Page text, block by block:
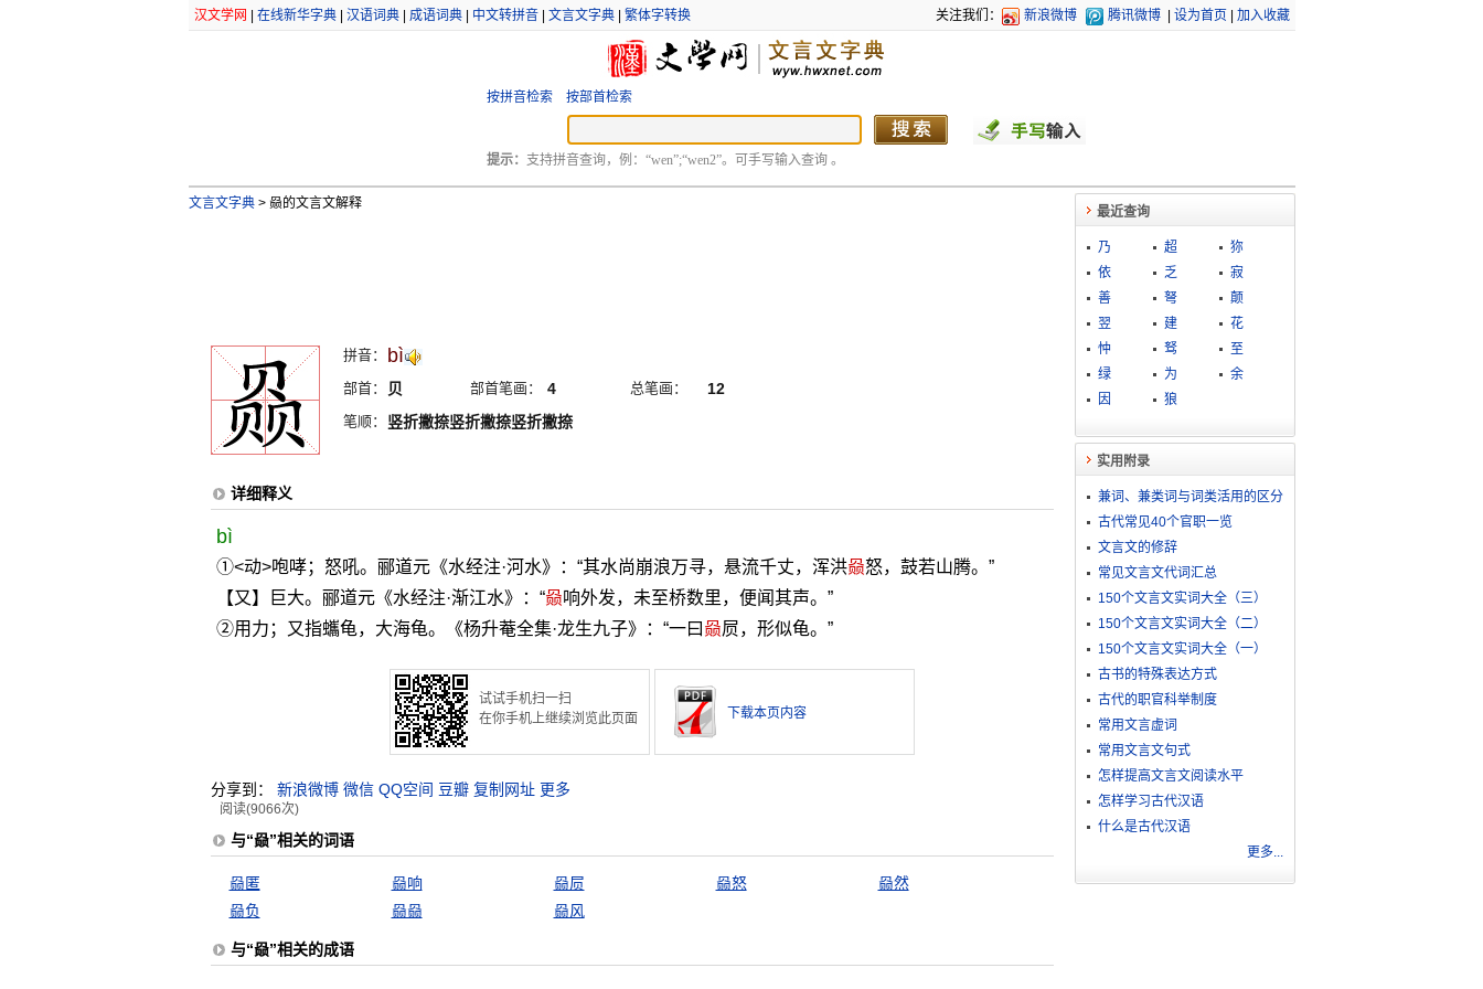
汉文学网 在线新华字典| 汉语词典| 成语词典| 中文转拼音| 文言文字典| 繁体字转换 关注我们： 新浪微博 腾讯微博 设为首页 加入收藏
按拼音检索 按部首检索
提示： 支持拼音查询，例：“wen”;“wen2”。可手写输入查询 。
文言文字典 >赑的文言文解释
拼音： bì
部首： 贝 部首笔画： 4 总笔画： 12
笔顺： 竖折撇捺竖折撇捺竖折撇捺
详细释义
bì
①<动>咆哮；怒吼。郦道元《水经注·河水》：“其水尚崩浪万寻，悬流千丈，浑洪赑怒，鼓若山腾。”
【又】巨大。郦道元《水经注·渐江水》：“赑响外发，未至桥数里，便闻其声。”
②用力；又指蠵龟，大海龟。《杨升菴全集·龙生九子》：“一曰 赑屃，形似龟。”
试试手机扫一扫
在你手机上继续浏览此页面
下载本页内容
分享到： 新浪微博 微信 QQ空间 豆瓣 复制网址 更多
阅读(9066次)
与“赑”相关的词语
赑匿 赑响 赑屃 赑怒
赑然
赑负
赑赑 赑风
与“赑”相关的成语
最近查询
乃 超
狝
依
乏
寂
善
弩
颠
翌
建
花
忡
驽
至
绿
为
余
因
狼
实用附录
兼词、兼类词与词类活用的区分
古代常见40个官职一览
文言文的修辞
常见文言文代词汇总
150个文言文实词大全（三）
150个文言文实词大全（二）
150个文言文实词大全（一）
古书的特殊表达方式
古代的职官科举制度
常用文言虚词
常用文言文句式
怎样提高文言文阅读水平
怎样学习古代汉语
什么是古代汉语
更多...